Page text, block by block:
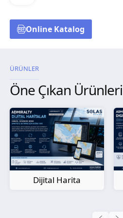
Online Katalog
ÜRÜNLER
Öne Çıkan
Dijital Kitap